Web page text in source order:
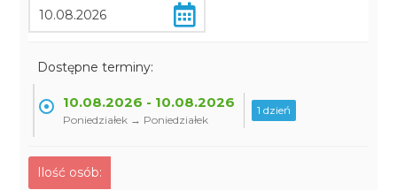
Dostępne terminy:
10.08.2026 - 10.08.2026
Poniedziałek → Poniedziałek
1 dzień
Ilość osób: